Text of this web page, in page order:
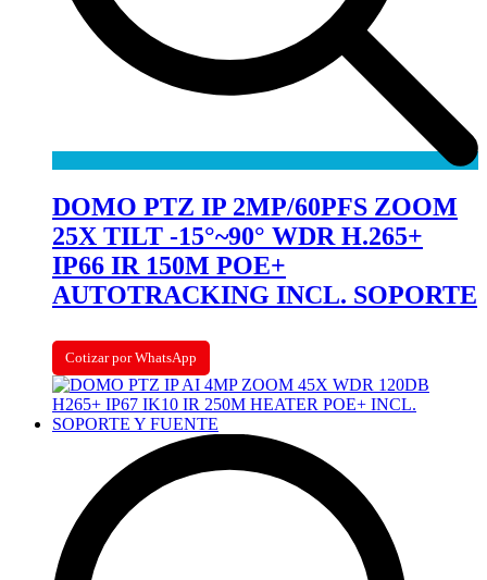
DOMO PTZ IP 2MP/60PFS ZOOM
25X TILT -15°~90° WDR H.265+
IP66 IR 150M POE+
AUTOTRACKING INCL. SOPORTE
Cotizar por WhatsApp